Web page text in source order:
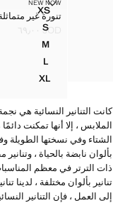
المقاسات
XSتنورة غير
Sتنورة غير
Mتنورة غير
Lتنورة غير
XLتنورة غير
NEW NOW
تنورة غير
السعر الحالي [JOD ٦٩٫٠٠ ]
JOD ٦٩٫٠٠
كانت التنانير النسائية هي
الملابس ، إلا أنها تمكنت
الشتاء وفي نسختها الطويلة
بألوان نابضة بالحياة ، وتنانير
ذات الترتر في معظم المناسبات
تنانير بألوان مختلفة ، لدينا
إلى العمل ، فإن التنانير